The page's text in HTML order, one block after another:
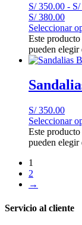
S/350.00 - S/
S/ 380.00
Seleccionar
Este
pueden elegir
S/350.00
Seleccionar
Este
pueden elegir
1
2
→
Servicio al cliente